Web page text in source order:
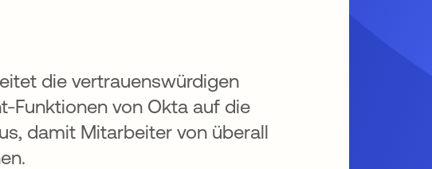
die vertrauenswürdigen
Funktionen von Okta auf die
damit Mitarbeiter von überall